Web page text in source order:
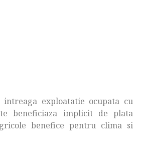
exploatatie ocupata cu
beneficiaza implicit de plata
benefice pentru clima si